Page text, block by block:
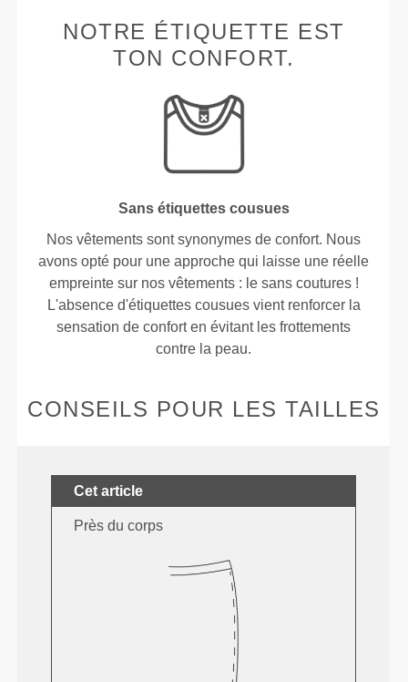
NOTRE ÉTIQUETTE EST
TON CONFORT.
Sans étiquettes cousues
Nos vêtements sont synonymes de confort. Nous
avons opté pour une approche qui laisse une réelle
empreinte sur nos vêtements : le sans coutures !
L'absence d'étiquettes cousues vient renforcer la
sensation de confort en évitant les frottements
contre la peau.
CONSEILS POUR LES TAILLES
Cet article
Près du corps